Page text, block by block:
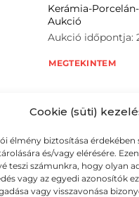
Cookie (süti)
élmény biztosítása érdekében
és/vagy elérésére.
teszi számunkra, hogy olyan
vagy az egyedi azonosítók
vagy visszavonása
Kerámia-
Aukció
Aukció időpontja:
MEGTEKINTEM
tajekoztato/